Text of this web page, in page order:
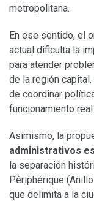
metropolitana.
En ese sentido, el
actual dificulta la
para atender
de la región
de coordinar
funcionamiento
Asimismo, la
administrativos
la separación
Périphérique
que delimita a la